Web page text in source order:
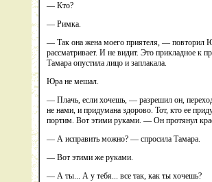
— Кто?
— Римка.
— Так она жена моего приятеля, — повторил
рассматривает. И не видит. Это прикладное к
Тамара опустила лицо и заплакала.
Юра не мешал.
— Плачь, если хочешь, — разрешил он,
не нами, и придумана здорово. Тот, кто ее
портим. Вот этими руками. — Он протянул
— А исправить можно? — спросила Тамара.
— Вот этими же руками.
— А ты... А у тебя... все так, как ты хочешь?